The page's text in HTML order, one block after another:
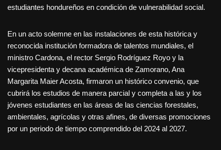
estudiantes hondureños en condición de vulnerabilidad social.
En un acto solemne en las instalaciones de esta histórica y
reconocida institución formadora de talentos mundiales, el
ministro Cardona, el rector Sergio Rodríguez Royo y la
vicepresidenta y decana académica de Zamorano, Ana
Margarita Maier Acosta, firmaron un histórico convenio, que
cubrirá los estudios de manera parcial y completa a las y los
jóvenes estudiantes en las áreas de las ciencias forestales,
ambientales, agrícolas y otras afines, de diversas promociones
por un periodo de tiempo comprendido del 2024 al 2027.